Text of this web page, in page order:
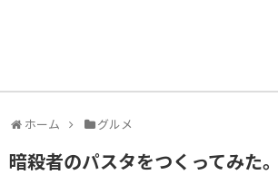
ホーム グルメ
暗殺者のパスタをつくってみた。